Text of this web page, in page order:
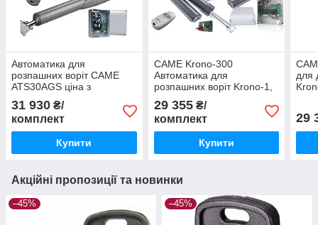
Автоматика для
розпашних воріт CAME
ATS30AGS ціна з
31 930 ₴/
комплект
Купити
CAME Krono-300
Автоматика для
розпашних воріт Krono-1,
вимикачів KR300
29 355₴/
комплект
Купити
для
29
Акційні пропозиції та новинки
–45% –45%